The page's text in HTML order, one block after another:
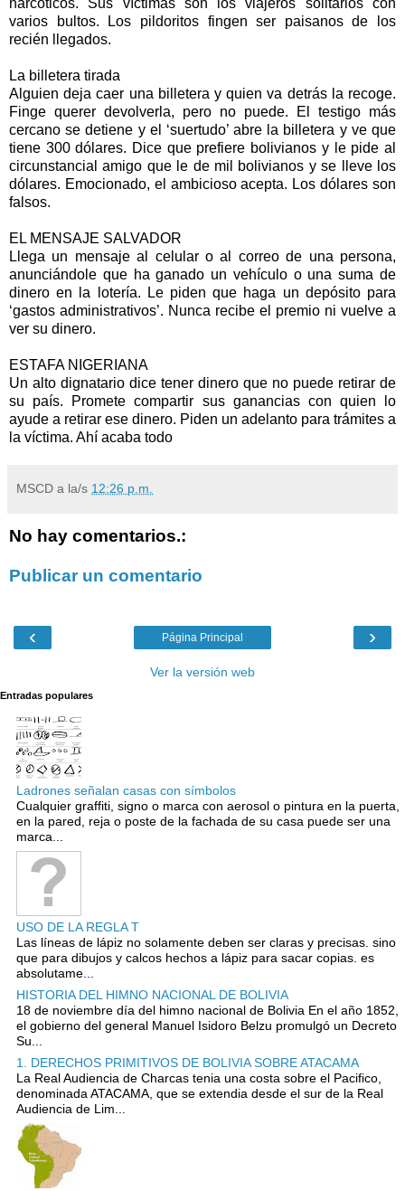
narcóticos. Sus víctimas son los viajeros solitarios con
varios bultos. Los pildoritos fingen ser paisanos de los
recién llegados.
La billetera tirada
Alguien deja caer una billetera y quien va detrás la recoge.
Finge querer devolverla, pero no puede. El testigo más
cercano se detiene y el ‘suertudo’ abre la billetera y ve que
tiene 300 dólares. Dice que prefiere bolivianos y le pide al
circunstancial amigo que le de mil bolivianos y se lleve los
dólares. Emocionado, el ambicioso acepta. Los dólares son
falsos.
EL MENSAJE SALVADOR
Llega un mensaje al celular o al correo de una persona,
anunciándole que ha ganado un vehículo o una suma de
dinero en la lotería. Le piden que haga un depósito para
‘gastos administrativos’. Nunca recibe el premio ni vuelve a
ver su dinero.
ESTAFA NIGERIANA
Un alto dignatario dice tener dinero que no puede retirar de
su país. Promete compartir sus ganancias con quien lo
ayude a retirar ese dinero. Piden un adelanto para trámites a
la víctima. Ahí acaba todo
MSCD a la/s 12:26 p.m.
No hay comentarios.:
Publicar un comentario
‹ ›
Página Principal
Ver la versión web
Entradas populares
Ladrones señalan casas con símbolos
Cualquier graffiti, signo o marca con aerosol o pintura en la puerta,
en la pared, reja o poste de la fachada de su casa puede ser una
marca...
USO DE LA REGLA T
Las líneas de lápiz no solamente deben ser claras y precisas. sino
que para dibujos y calcos hechos a lápiz para sacar copias. es
absolutame...
HISTORIA DEL HIMNO NACIONAL DE BOLIVIA
18 de noviembre día del himno nacional de Bolivia En el año 1852,
el gobierno del general Manuel Isidoro Belzu promulgó un Decreto
Su...
1. DERECHOS PRIMITIVOS DE BOLIVIA SOBRE ATACAMA
La Real Audiencia de Charcas tenia una costa sobre el Pacifico,
denominada ATACAMA, que se extendia desde el sur de la Real
Audiencia de Lim...